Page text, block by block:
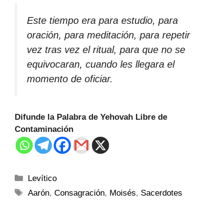
Este tiempo era para estudio, para
oración, para meditación, para repetir
vez tras vez el ritual, para que no se
equivocaran, cuando les llegara el
momento de oficiar.
Difunde la Palabra de Yehovah Libre de
Contaminación
Levítico
Aarón,Consagración, Moisés, Sacerdotes